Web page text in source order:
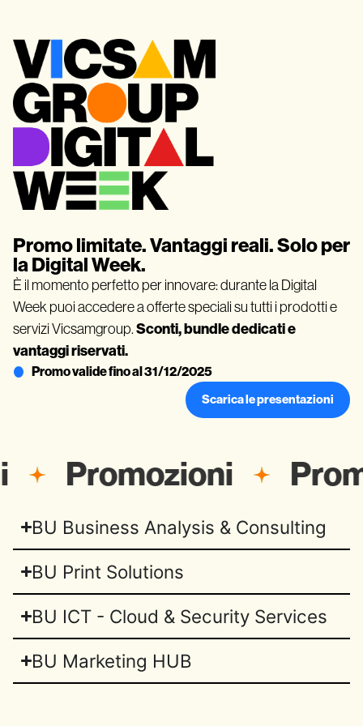
Promo limitate. Vantaggi reali. Solo per
la Digital Week.
È il momento perfetto per innovare: durante la Digital
Week puoi accedere a offerte speciali su tutti i prodotti e
servizi Vicsamgroup.Sconti, bundle dedicati e
vantaggi riservati.
Promo valide fino al 31/12/2025
Scarica le presentazioni
Promozioni
BU Business Analysis & Consulting
BU Print Solutions
BU ICT - Cloud & Security Services
BU Marketing HUB